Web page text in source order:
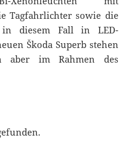
Tagfahrlichter sowie die
in diesem Fall in LED-
Škoda Superb stehen
aber im Rahmen des